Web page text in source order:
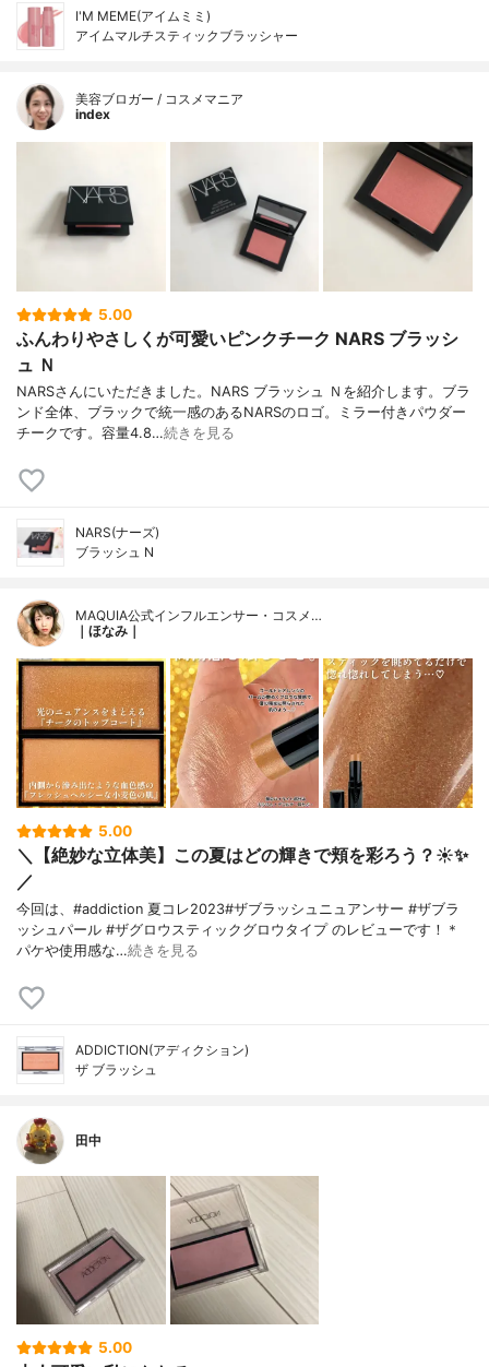
I'M MEME(アイムミミ)
アイムマルチスティックブラッシャー
美容ブロガー / コスメマニア
index
5.00
ふんわりやさしくが可愛いピンクチーク NARS ブラッシ
ュ Ｎ
NARSさんにいただきました。NARS ブラッシュ Ｎを紹介します。ブラ
ンド全体、ブラックで統一感のあるNARSのロゴ。ミラー付きパウダー
チークです。容量4.8…続きを見る
NARS(ナーズ)
ブラッシュ N
MAQUIA公式インフルエンサー・コスメ…
｜ほなみ｜
5.00
＼【絶妙な立体美】この夏はどの輝きで頬を彩ろう？☀️✨
／
今回は、#addiction 夏コレ2023#ザブラッシュニュアンサー #ザブラ
ッシュパール #ザグロウスティックグロウタイプ のレビューです！＊
パケや使用感な…続きを見る
ADDICTION(アディクション)
ザ ブラッシュ
田中
5.00